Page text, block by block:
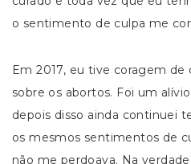
o sentimento de culpa me
Em 2017, eu tive coragem de
sobre os abortos. Foi um
depois disso ainda continuei
os mesmos sentimentos de
não me perdoava. Na